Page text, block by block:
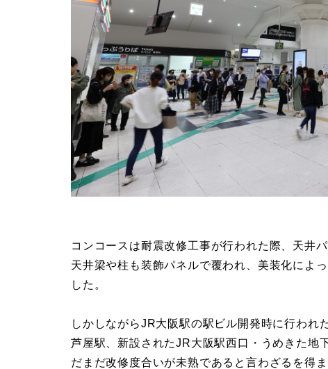
コンコースは耐震改修工事が行われた際、天井
天井梁や柱も装飾パネルで覆われ、美装化によ
した。
しかしながらJR大阪駅の駅ビル開発時に行われ
芦屋駅、新設されたJR大阪駅西口・うめきた地
だまだ改修度合いが未熟であると言わざるを得ま